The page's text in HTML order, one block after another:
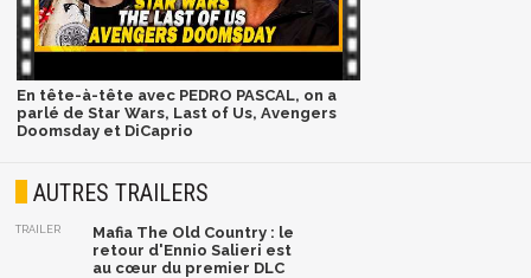
En tête-à-tête avec PEDRO PASCAL, on a
parlé de Star Wars, Last of Us, Avengers
Doomsday et DiCaprio
AUTRES TRAILERS
TRAILER
Mafia The Old Country : le
retour d'Ennio Salieri est
au cœur du premier DLC